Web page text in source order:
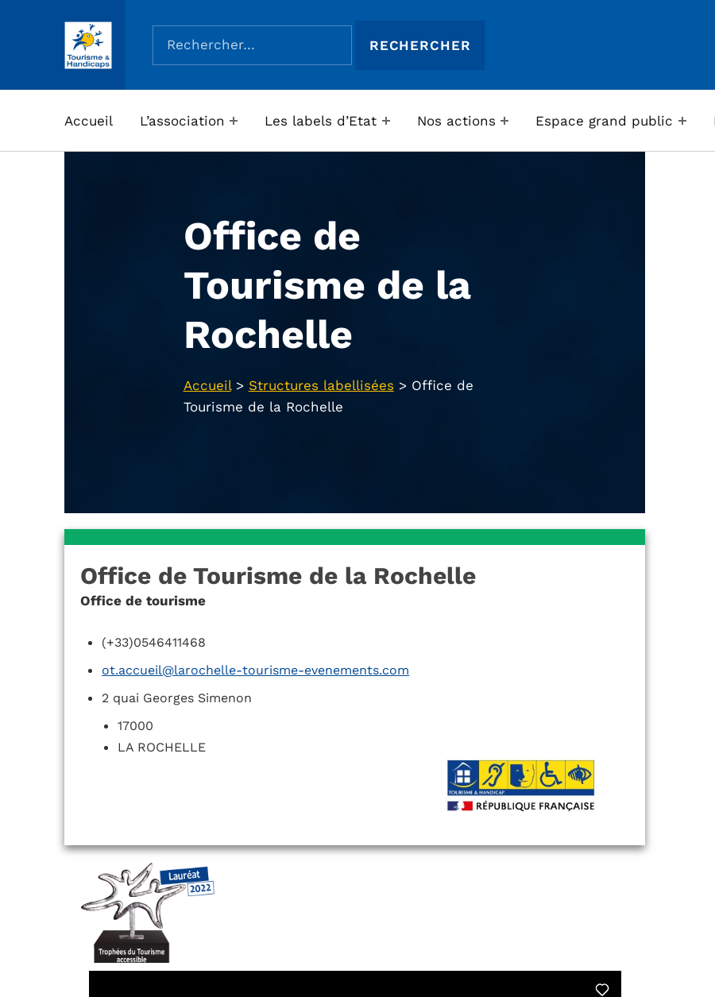
ASSOCIATION TOURISME ET HANDICAPS
Rechercher :
Accueil L’association Les labels d’Etat Nos actions Espace grand public
Office de
Tourisme de la
Rochelle
Accueil> Structures labellisées > Office de
Tourisme de la Rochelle
Office de Tourisme de la Rochelle
Office de tourisme
(+33)0546411468
ot.accueil@larochelle-tourisme-evenements.com
2 quai Georges Simenon
17000
LA ROCHELLE